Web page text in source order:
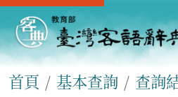
首頁 基本查詢 查詢